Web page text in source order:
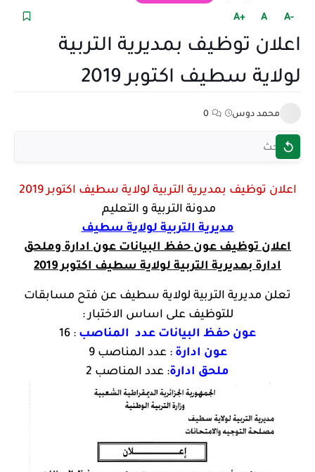
+A A -A
اعلان توظيف بمديرية التربية
لولاية سطيف اكتوبر 2019
محمد دوس 0
اعلان توظيف بمديرية التربية لولاية سطيف اكتوبر 2019
مدونة التربية و التعليم
مديرية التربية لولاية سطيف
اعلان توظيف عون حفظ البيانات عون ادارة وملحق
ادارة بمديرية التربية لولاية سطيف اكتوبر 2019
تعلن مديرية التربية لولاية سطيف عن فتح مسابقات
للتوظيف على اساس الاختبار :
عون حفظ البيانات عدد المناصب : 16
عون ادارة: عدد المناصب 9
ملحق ادارة: عدد المناصب 2